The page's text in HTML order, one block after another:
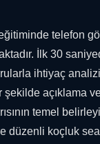
telefon
İlk 30
ihtiyaç
açıklama
temel
düzenli koçluk